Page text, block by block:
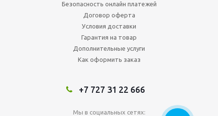
Безопасность онлайн платежей
Договор оферта
Условия доставки
Гарантия на товар
Дополнительные услуги
Как оформить заказ
+7 727 31 22 666
Мы в социальных сетях: